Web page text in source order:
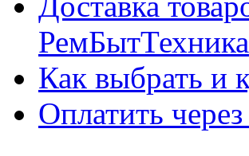
РемБытТехника
Как выбрать и
Оплатить